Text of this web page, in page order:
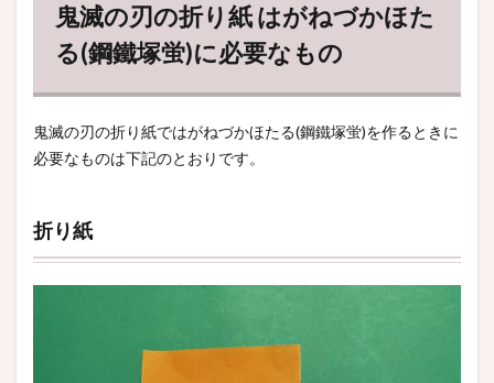
鬼滅の刃の折り紙 はがねづかほた
る(鋼鐵塚蛍)に必要なもの
鬼滅の刃の折り紙ではがねづかほたる(鋼鐵塚蛍)を作るときに
必要なものは下記のとおりです。
折り紙